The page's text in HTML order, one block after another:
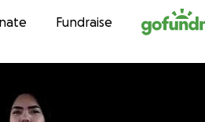
to contentFundraise